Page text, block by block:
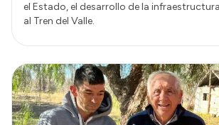
el Estado, el desarrollo de la
al Tren del Valle.